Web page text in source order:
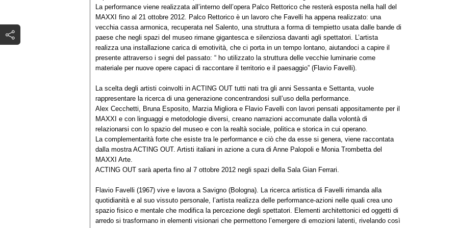
La performance viene realizzata all’interno dell’opera Palco Rettorico che resterà esposta nella hall del
MAXXI fino al 21 ottobre 2012. Palco Rettorico è un lavoro che Favelli ha appena realizzato: una
vecchia cassa armonica, recuperata nel Salento, una struttura a forma di tempietto usata dalle bande di
paese che negli spazi del museo rimane gigantesca e silenziosa davanti agli spettatori. L’artista
realizza una installazione carica di emotività, che ci porta in un tempo lontano, aiutandoci a capire il
presente attraverso i segni del passato: “ ho utilizzato la struttura delle vecchie luminarie come
materiale per nuove opere capaci di raccontare il territorio e il paesaggio” (Flavio Favelli).
La scelta degli artisti coinvolti in ACTING OUT tutti nati tra gli anni Sessanta e Settanta, vuole
rappresentare la ricerca di una generazione concentrandosi sull’uso della performance.
Alex Cecchetti, Bruna Esposito, Marzia Migliora e Flavio Favelli con lavori pensati appositamente per il
MAXXI e con linguaggi e metodologie diversi, creano narrazioni accomunate dalla volontà di
relazionarsi con lo spazio del museo e con la realtà sociale, politica e storica in cui operano.
La complementarità forte che esiste tra le performance e ciò che da esse si genera, viene raccontata
dalla mostra ACTING OUT. Artisti italiani in azione a cura di Anne Palopoli e Monia Trombetta del
MAXXI Arte.
ACTING OUT sarà aperta fino al 7 ottobre 2012 negli spazi della Sala Gian Ferrari.
Flavio Favelli (1967) vive e lavora a Savigno (Bologna). La ricerca artistica di Favelli rimanda alla
quotidianità e al suo vissuto personale, l’artista realizza delle performance-azioni nelle quali crea uno
spazio fisico e mentale che modifica la percezione degli spettatori. Elementi architettonici ed oggetti di
arredo si trasformano in elementi visionari che permettono l’emergere di emozioni latenti, rivelando così